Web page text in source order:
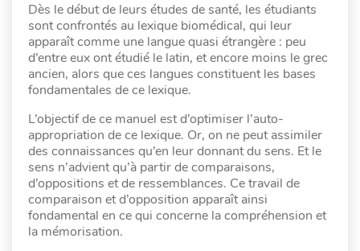
Dès le début de leurs études de santé, les étudiants
sont confrontés au lexique biomédical, qui leur
apparaît comme une langue quasi étrangère : peu
d’entre eux ont étudié le latin, et encore moins le grec
ancien, alors que ces langues constituent les bases
fondamentales de ce lexique.
L’objectif de ce manuel est d’optimiser l’auto-
appropriation de ce lexique. Or, on ne peut assimiler
des connaissances qu’en leur donnant du sens. Et le
sens n’advient qu’à partir de comparaisons,
d’oppositions et de ressemblances. Ce travail de
comparaison et d’opposition apparaît ainsi
fondamental en ce qui concerne la compréhension et
la mémorisation.